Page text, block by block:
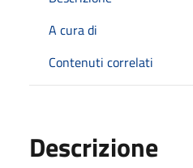
A cura di
Contenuti correlati
Descrizione